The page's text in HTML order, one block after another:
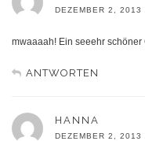
DEZEMBER 2, 2013
mwaaaah! Ein seeehr schöner
ANTWORTEN
HANNA
DEZEMBER 2, 2013